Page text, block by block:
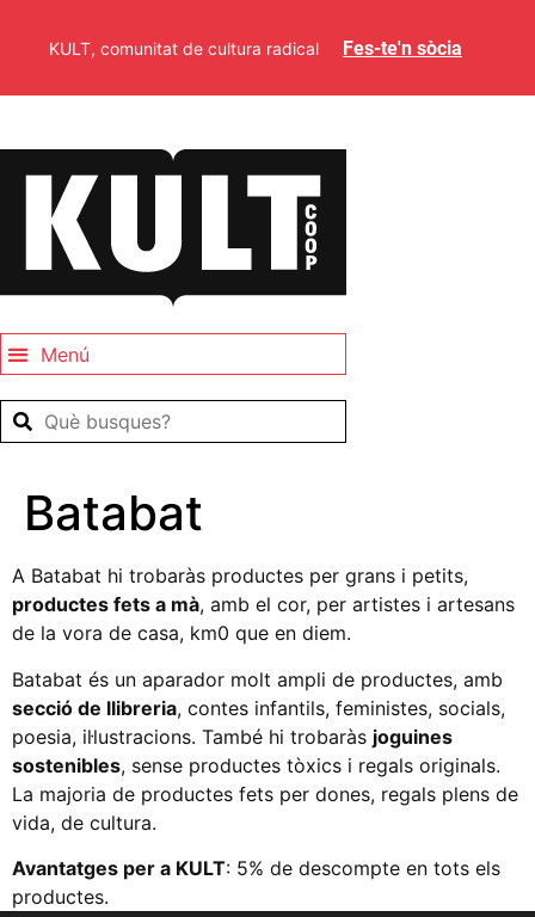
KULT, comunitat de cultura radical Fes-te'n sòcia
Batabat
A Batabat hi trobaràs productes per grans i petits,
productes fets a mà, amb el cor, per artistes i artesans
de la vora de casa, km0 que en diem.
Batabat és un aparador molt ampli de productes, amb
secció de llibreria, contes infantils, feministes, socials,
poesia, il·lustracions. També hi trobaràs joguines
sostenibles, sense productes tòxics i regals originals.
La majoria de productes fets per dones, regals plens de
vida, de cultura.
Avantatges per a KULT: 5% de descompte en tots els
productes.